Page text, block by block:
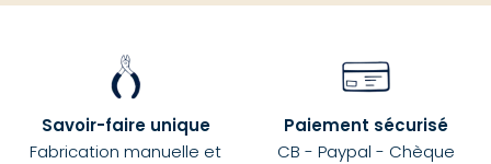
Savoir-faire unique
Fabrication manuelle et
Paiement sécurisé
CB - Paypal - Chèque